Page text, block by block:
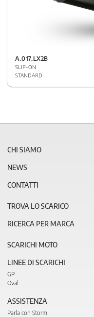
A.017.LX2B
SLIP-ON
STANDARD
CHI SIAMO
NEWS
CONTATTI
TROVA LO SCARICO
RICERCA PER MARCA
SCARICHI MOTO
LINEE DI SCARICHI
GP
Oval
ASSISTENZA
Parla con Storm